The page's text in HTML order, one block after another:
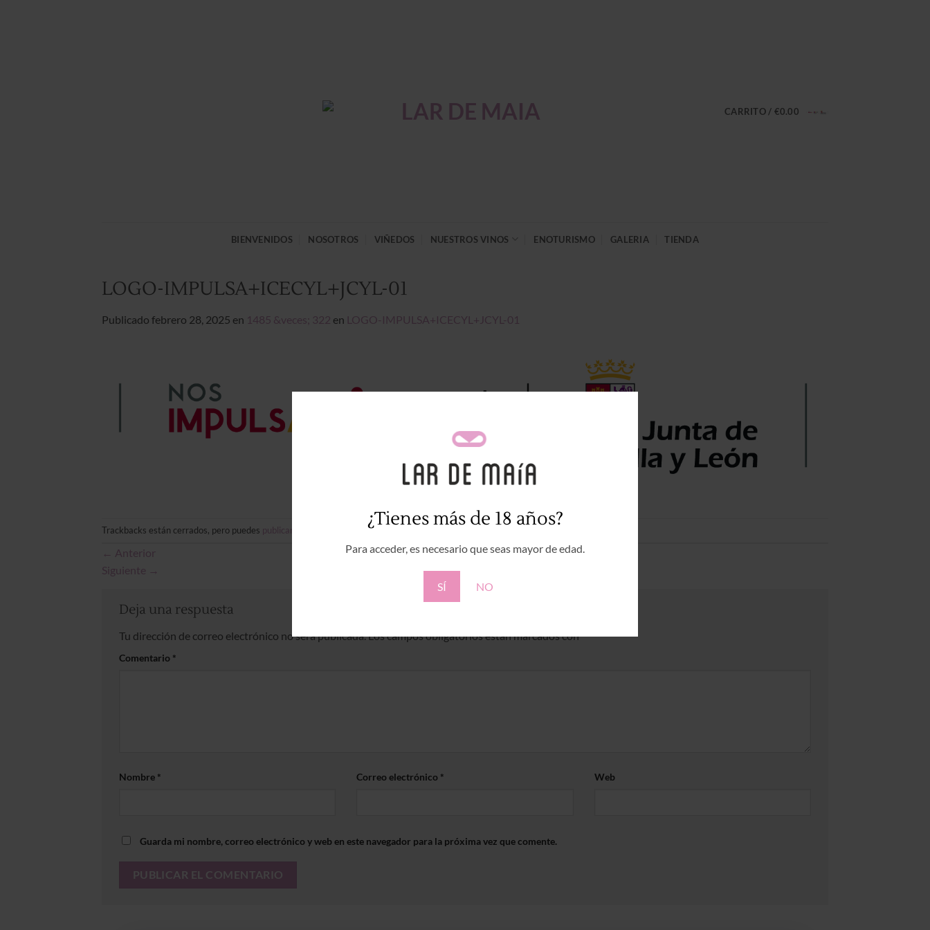
¿Tienes más de 18 años?
Para acceder, es necesario que seas mayor de edad.
SÍ NO
CARRITO / €0.00
BIENVENIDOS NOSOTROS VIÑEDOS NUESTROS VINOS ENOTURISMO GALERIA TIENDA
LOGO-IMPULSA+ICECYL+JCYL-01
Publicado febrero 28, 2025 en 1485 &veces; 322 en LOGO-IMPULSA+ICECYL+JCYL-01
Trackbacks están cerrados, pero puedes publicar un comentario
← Anterior
Siguiente →
Deja una respuesta
Tu dirección de correo electrónico no será publicada.Los campos obligatorios están marcados con*
Comentario *
Nombre * Correo electrónico * Web
Guarda mi nombre, correo electrónico y web en este navegador para la próxima vez que comente.